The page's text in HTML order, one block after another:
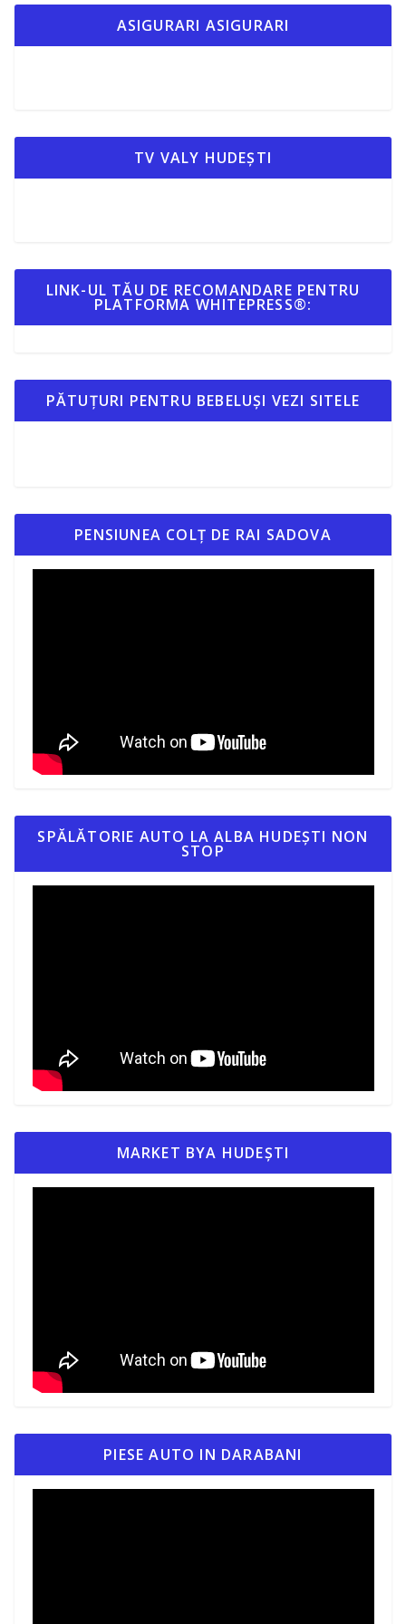
ASIGURARI ASIGURARI
TV VALY HUDEȘTI
LINK-UL TĂU DE RECOMANDARE PENTRU
PLATFORMA WHITEPRESS®:
PĂTUȚURI PENTRU BEBELUȘI VEZI SITELE
PENSIUNEA COLȚ DE RAI SADOVA
SPĂLĂTORIE AUTO LA ALBA HUDEȘTI NON
STOP
MARKET BYA HUDEȘTI
PIESE AUTO IN DARABANI